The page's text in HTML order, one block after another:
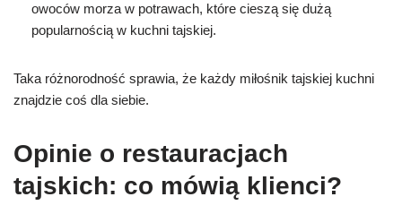
owoców morza w potrawach, które cieszą się dużą
popularnością w kuchni tajskiej.
Taka różnorodność sprawia, że każdy miłośnik tajskiej kuchni
znajdzie coś dla siebie.
Opinie o restauracjach
tajskich: co mówią klienci?